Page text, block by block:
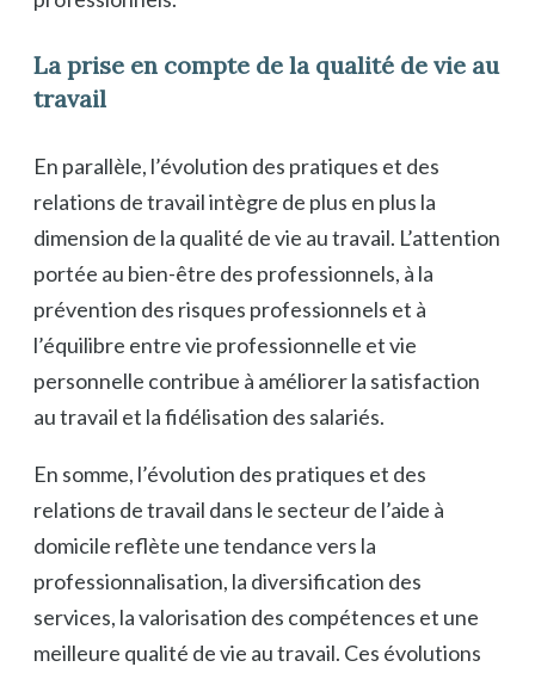
La prise en compte de la qualité de vie au
travail
En parallèle, l’évolution des pratiques et des
relations de travail intègre de plus en plus la
dimension de la qualité de vie au travail. L’attention
portée au bien-être des professionnels, à la
prévention des risques professionnels et à
l’équilibre entre vie professionnelle et vie
personnelle contribue à améliorer la satisfaction
au travail et la fidélisation des salariés.
En somme, l’évolution des pratiques et des
relations de travail dans le secteur de l’aide à
domicile reflète une tendance vers la
professionnalisation, la diversification des
services, la valorisation des compétences et une
meilleure qualité de vie au travail. Ces évolutions